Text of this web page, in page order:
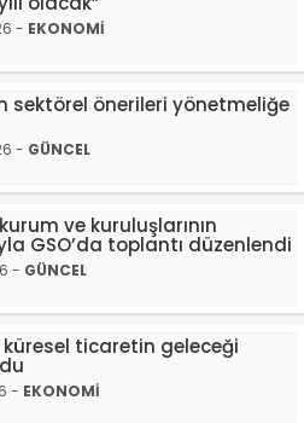
- EKONOMİ
sektörel önerileri yönetmeliğe
- GÜNCEL
kurum ve kuruluşlarının
GSO’da toplantı düzenlendi
- GÜNCEL
küresel ticaretin geleceği
- EKONOMİ